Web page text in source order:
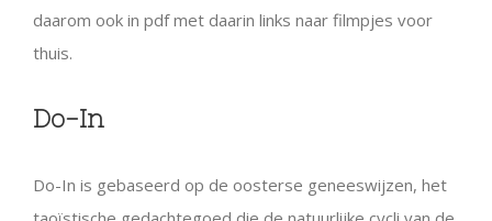
daarom ook in pdf met daarin links naar filmpjes voor
thuis.
Do-In
Do-In is gebaseerd op de oosterse geneeswijzen, het